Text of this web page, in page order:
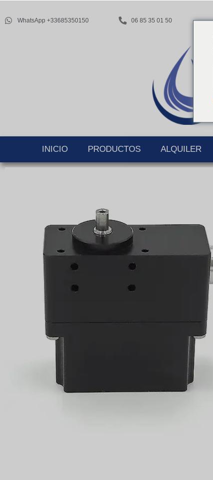
WhatsApp +33685350150 06 85 35 01 50
INICIO PRODUCTOS ALQUILER